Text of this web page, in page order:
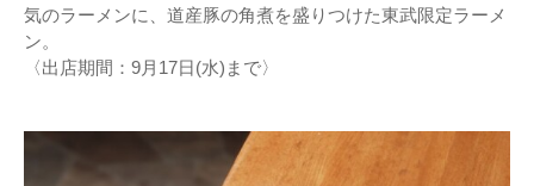
気のラーメンに、道産豚の角煮を盛りつけた東武限定ラーメ
ン。
〈出店期間：9月17日(水)まで〉